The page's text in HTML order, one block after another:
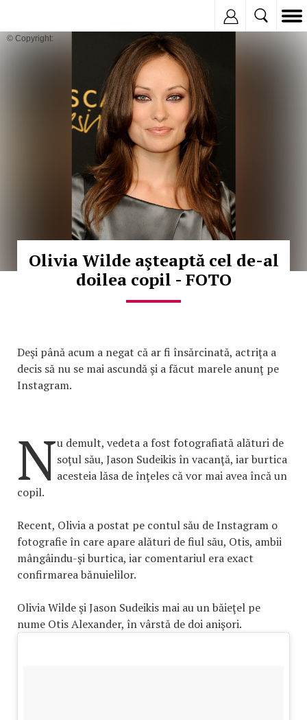
© Copyright:
Olivia Wilde aşteaptă cel de-al
doilea copil - FOTO
Deşi până acum a negat că ar fi însărcinată, actriţa a
decis să nu se mai ascundă şi a făcut marele anunţ pe
Instagram.
Nu demult, vedeta a fost fotografiată alături de
soţul său, Jason Sudeikis în vacanţă, iar burtica
acesteia lăsa de înţeles că vor mai avea încă un
copil.
Recent, Olivia a postat pe contul său de Instagram o
fotografie în care apare alături de fiul său, Otis, ambii
mângâindu-şi burtica, iar comentariul era exact
confirmarea bănuielilor.
Olivia Wilde şi Jason Sudeikis mai au un băieţel pe
nume Otis Alexander, în vârstă de doi anişori.